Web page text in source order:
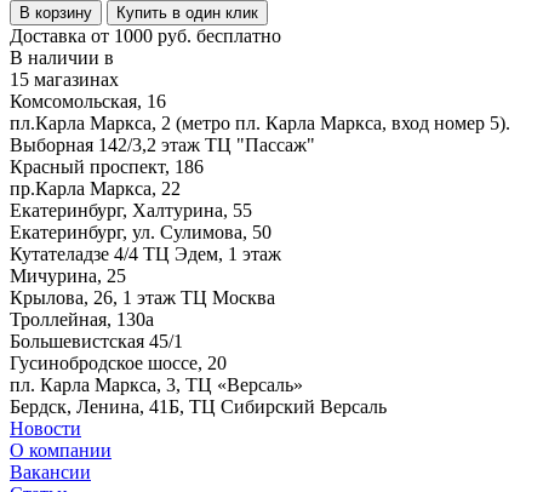
В корзину Купить в один клик
Доставка от 1000 руб. бесплатно
В наличии в
15 магазинах
Комсомольская, 16
пл.Карла Маркса, 2 (метро пл. Карла Маркса, вход номер 5).
Выборная 142/3,2 этаж ТЦ "Пассаж"
Красный проспект, 186
пр.Карла Маркса, 22
Екатеринбург, Халтурина, 55
Екатеринбург, ул. Сулимова, 50
Кутателадзе 4/4 ТЦ Эдем, 1 этаж
Мичурина, 25
Крылова, 26, 1 этаж ТЦ Москва
Троллейная, 130а
Большевистская 45/1
Гусинобродское шоссе, 20
пл. Карла Маркса, 3, ТЦ «Версаль»
Бердск, Ленина, 41Б, ТЦ Сибирский Версаль
Новости
О компании
Вакансии